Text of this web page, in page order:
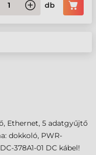
db
Ethernet, 5 adatgyűjtő
dokkoló, PWR-
378A1-01 DC kábel!